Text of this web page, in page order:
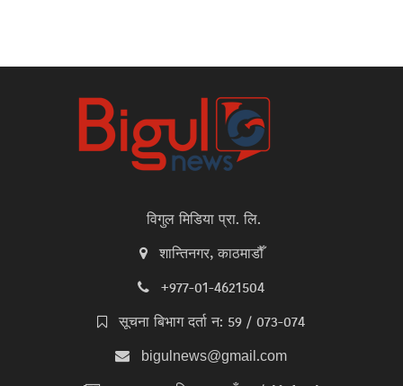
विगुल मिडिया प्रा. लि.
शान्तिनगर, काठमाडौँ
+977-01-4621504
सूचना बिभाग दर्ता न: 59 / 073-074
bigulnews@gmail.com